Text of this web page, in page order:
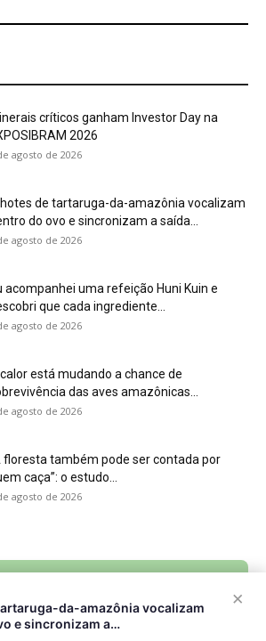
×
da-amazônia vocalizam
e sincronizam a…
calor está mudando a chance de
agosto de 2026
agosto de 2026
LGPD e RGPD
Notícias
🌎 Español